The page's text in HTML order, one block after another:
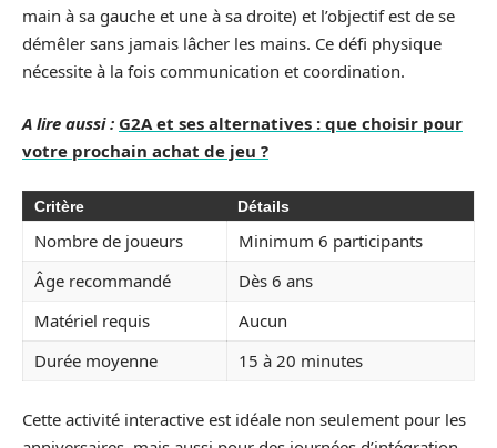
main à sa gauche et une à sa droite) et l’objectif est de se
démêler sans jamais lâcher les mains. Ce défi physique
nécessite à la fois communication et coordination.
A lire aussi : G2A et ses alternatives : que choisir pour
votre prochain achat de jeu ?
Critère Détails
Nombre de joueurs
Minimum 6 participants
Âge recommandé
Dès 6 ans
Matériel requis
Aucun
Durée moyenne
15 à 20 minutes
Cette activité interactive est idéale non seulement pour les